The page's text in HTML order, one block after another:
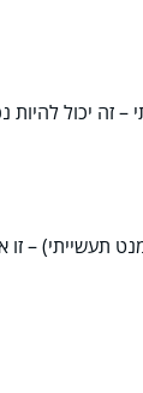
זה יכול להיות
תעשייתי) – זו